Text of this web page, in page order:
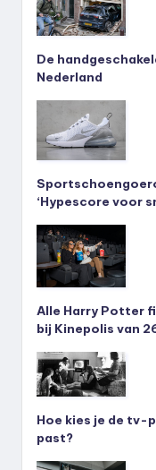
De
Nederland
‘Hypescore voor
Alle Harry Potter
bij Kinepolis van
Hoe kies je de tv-
past?